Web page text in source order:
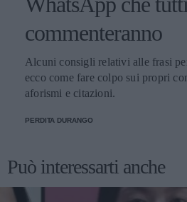
commenteranno
Alcuni consigli relativi alle frasi
ecco come fare colpo sui propri
aforismi e citazioni.
PERDITA DURANGO
Può interessarti anche